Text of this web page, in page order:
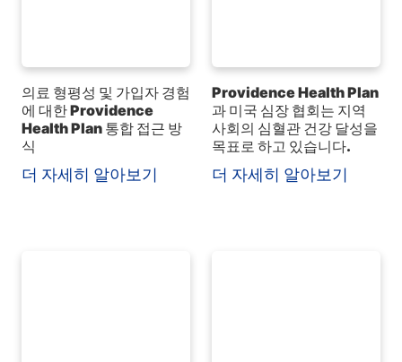
의료 형평성 및 가입자 경험
에 대한 Providence
Health Plan 통합 접근 방
식
더 자세히 알아보기
Providence Health Plan
과 미국 심장 협회는 지역
사회의 심혈관 건강 달성을
목표로 하고 있습니다.
더 자세히 알아보기